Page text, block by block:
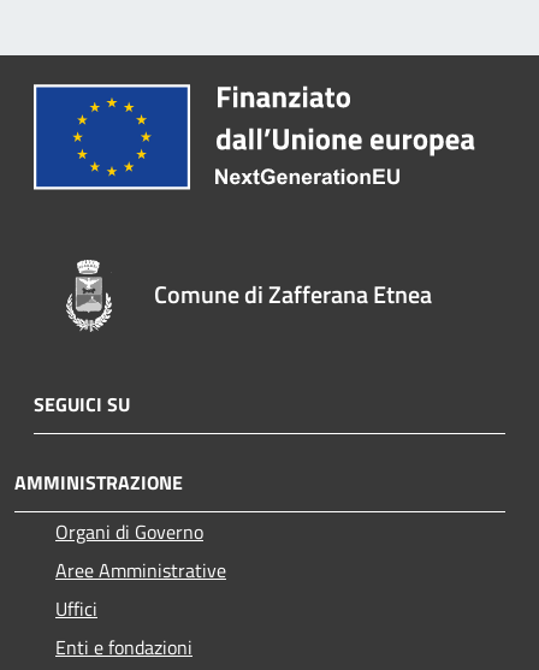
Comune di Zafferana Etnea
SEGUICI SU
AMMINISTRAZIONE
Organi di Governo
Aree Amministrative
Uffici
Enti e fondazioni